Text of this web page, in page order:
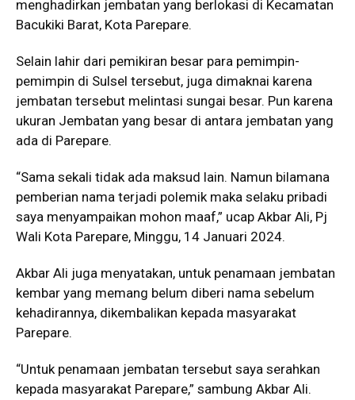
menghadirkan jembatan yang berlokasi di Kecamatan
Bacukiki Barat, Kota Parepare.
Selain lahir dari pemikiran besar para pemimpin-
pemimpin di Sulsel tersebut, juga dimaknai karena
jembatan tersebut melintasi sungai besar. Pun karena
ukuran Jembatan yang besar di antara jembatan yang
ada di Parepare.
“Sama sekali tidak ada maksud lain. Namun bilamana
pemberian nama terjadi polemik maka selaku pribadi
saya menyampaikan mohon maaf,” ucap Akbar Ali, Pj
Wali Kota Parepare, Minggu, 14 Januari 2024.
Akbar Ali juga menyatakan, untuk penamaan jembatan
kembar yang memang belum diberi nama sebelum
kehadirannya, dikembalikan kepada masyarakat
Parepare.
“Untuk penamaan jembatan tersebut saya serahkan
kepada masyarakat Parepare,” sambung Akbar Ali.